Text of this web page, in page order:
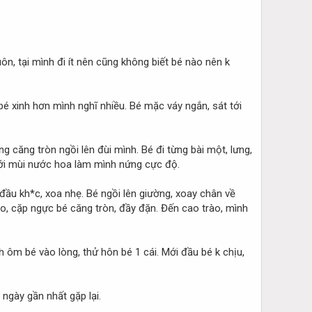
tại mình đi ít nên cũng không biết bé nào nên k
xinh hơn mình nghĩ nhiều. Bé mặc váy ngắn, sát tới
căng tròn ngồi lên đùi mình. Bé đi từng bài một, lưng,
mùi nước hoa làm mình nứng cực độ.
kh*c, xoa nhẹ. Bé ngồi lên giường, xoay chân về
cặp ngực bé căng tròn, đầy đặn. Đến cao trào, mình
bé vào lòng, thử hôn bé 1 cái. Mới đầu bé k chịu,
gần nhất gặp lại.